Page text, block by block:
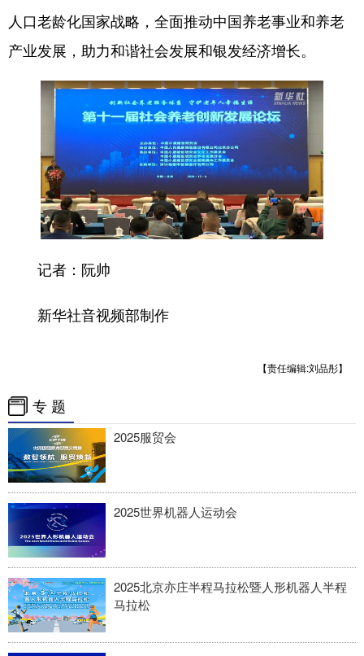
地方频道
北京 天津 河北 山西
辽宁 吉林 上海 江苏
浙江 安徽 福建
山东 河南 湖北 湖南
广东 广西 海南 重庆
新疆 内蒙古
English
Русский язык
Deutsch
人口老龄化国家战略，全面推动中国养老事业和养老
产业发展，助力和谐社会发展和银发经济增长。
记者：阮帅
新华社音视频部制作
【责任编辑:刘品彤】
专 题
2025服贸会
2025世界机器人运动会
2025北京亦庄半程马拉松暨人形机器人半程
马拉松